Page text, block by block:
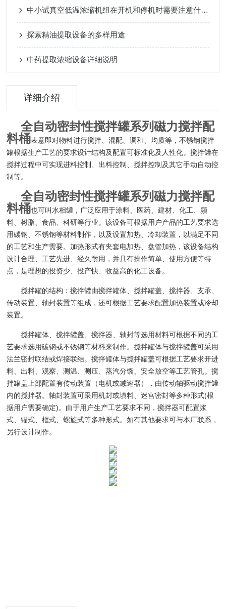
中小试真空低温浓缩机组在开机和停机时需要注意什么？
探索精油提取设备的多样用途
中药提取浓缩设备详细说明
详细介绍
全自动密封性搅拌罐系列磁力搅拌配
料桶表意即对物料进行搅拌、混配、调和、均质等，不锈钢搅拌
罐根据生产工艺的要求设计结构及配置可标准化及人性化。搅拌罐在
搅拌过程中可实现进料控制、出料控制、搅拌控制及其它手动自动控
制等。
全自动密封性搅拌罐系列磁力搅拌配
料桶也可叫水相罐，广泛应用于涂料、医药、建材、化工、颜
料、树脂、食品、科研等行业。该设备可根据用户产品的工艺要求选
用碳钢、不锈钢等材料制作，以及设置加热、冷却装置，以满足不同
的工艺和生产需要。加热形式有夹套电加热、盘管加热，该设备结构
设计合理、工艺先进、经久耐用，并具有操作简单、使用方便等特
点，是理想的投资少、投产快、收益高的化工设备。
搅拌罐的结构：搅拌罐由搅拌罐体、搅拌罐盖、搅拌器、支承、
传动装置、轴封装置等组成，还可根据工艺要求配置加热装置或冷却
装置。
搅拌罐体、搅拌罐盖、搅拌器、轴封等选用材料可根据不同的工
艺要求选用碳钢或不锈钢等材料来制作。搅拌罐体与搅拌罐盖可采用
法兰密封联结或焊接联结。搅拌罐体与搅拌罐盖可根据工艺要求开进
料、出料、观察、测温、测压、蒸汽分馏、安全放空等工艺管孔。搅
拌罐盖上部配置有传动装置（电机或减速器），由传动轴驱动搅拌罐
内的搅拌器。轴封装置可采用机封或填料、迷宫密封等多种形式(根
据用户需要确定)。由于用户生产工艺要求不同，搅拌器可配置浆
式、锚式、框式、螺旋式等多种形式。如有其他要求可与本厂联系，
另行设计制作。